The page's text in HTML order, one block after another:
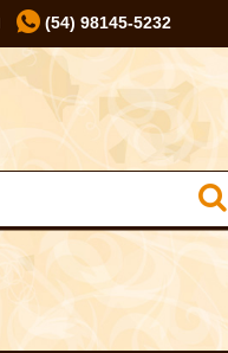
(54) 98145-5232